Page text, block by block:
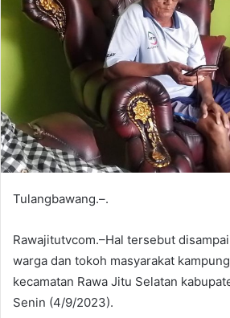
Tulangbawang.–.
Rawajitutvcom.–Hal tersebut
warga dan tokoh masyarakat
kecamatan Rawa Jitu Selatan
Senin (4/9/2023).